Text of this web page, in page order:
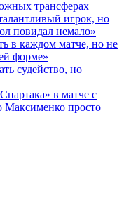
трансферах
игрок, но
повидал немало»
в каждом матче, но не
форме»
судейство, но
в матче с
Максименко просто